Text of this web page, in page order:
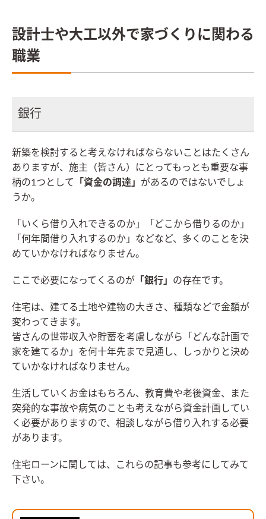
設計士や大工以外で家づくりに関わる
職業
銀行
新築を検討すると考えなければならないことはたくさん
ありますが、施主（皆さん）にとってもっとも重要な事
柄の1つとして
「資金の調達」 があるのではないでしょ
うか。
「いくら借り入れできるのか」「どこから借りるのか」
「何年間借り入れするのか」などなど、多くのことを決
めていかなければなりません。
ここで必要になってくるのが 「銀行」 の存在です。
住宅は、建てる土地や建物の大きさ、種類などで金額が
変わってきます。
皆さんの世帯収入や貯蓄を考慮しながら「どんな計画で
家を建てるか」を何十年先まで見通し、しっかりと決め
ていかなければなりません。
生活していくお金はもちろん、教育費や老後資金、また
突発的な事故や病気のことも考えながら資金計画してい
く必要がありますので、相談しながら借り入れする必要
があります。
住宅ローンに関しては、これらの記事も参考にしてみて
下さい。